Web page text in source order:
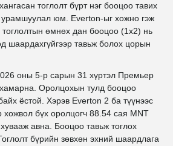
тоглолт бүрт нэг бооцоо тавих
юм. Everton-ыг хожно гэж
өмнөх дан бооцоо (1x2) нь
шаардахгүйгээр тавьж болох цорын
оны 5-р сарын 31 хүртэл Премьер
Оролцохын тулд бооцоо
ёстой. Хэрэв Everton 2 ба түүнээс
хожвол бүх оролцогч 88.54 сая MNT
авна. Бооцоо тавьж тоглох
бүрийн зөвхөн эхний шаардлага